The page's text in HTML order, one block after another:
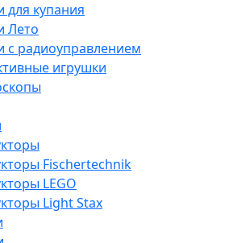
для купания
Лето
с радиоуправлением
игрушки
Fisсhertechnik
LEGO
Light Stax